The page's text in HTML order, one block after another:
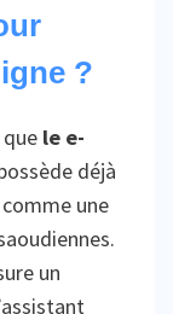
?
le e-
déjà
une
un